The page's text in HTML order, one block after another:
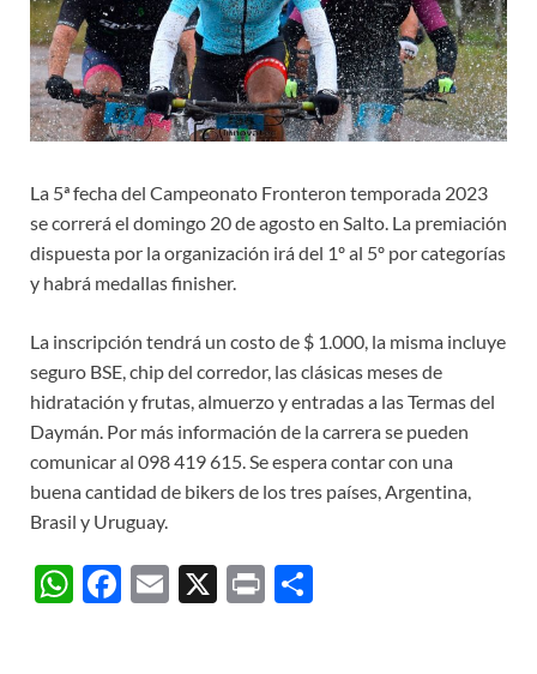
La 5ª fecha del Campeonato Fronteron temporada 2023
se correrá el domingo 20 de agosto en Salto. La premiación
dispuesta por la organización irá del 1º al 5º por categorías
y habrá medallas finisher.
La inscripción tendrá un costo de $ 1.000, la misma incluye
seguro BSE, chip del corredor, las clásicas meses de
hidratación y frutas, almuerzo y entradas a las Termas del
Daymán. Por más información de la carrera se pueden
comunicar al 098 419 615. Se espera contar con una
buena cantidad de bikers de los tres países, Argentina,
Brasil y Uruguay.
W F
E
X
P